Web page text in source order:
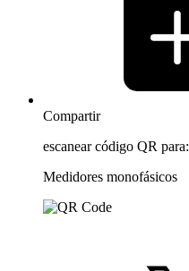
Compartir
escanear código QR para:
Medidores monofásicos